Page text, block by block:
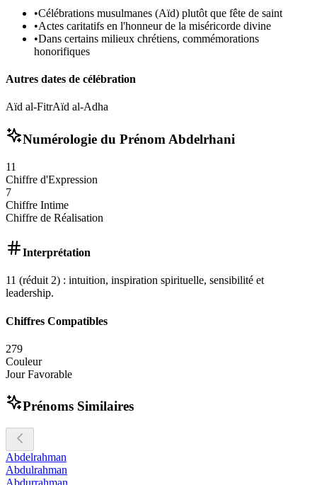
•Célébrations musulmanes (Aïd) plutôt que fête de saint
•Actes caritatifs en l'honneur de la miséricorde divine
•Dans certains milieux chrétiens, commémorations
honorifiques
Autres dates de célébration
Aïd al-FitrAïd al-Adha
Numérologie du Prénom Abdelrhani
11
Chiffre d'Expression
7
Chiffre Intime
Chiffre de Réalisation
Interprétation
11 (réduit 2) : intuition, inspiration spirituelle, sensibilité et
leadership.
Chiffres Compatibles
279
Couleur
Jour Favorable
Prénoms Similaires
Abdelrahman
Abdulrahman